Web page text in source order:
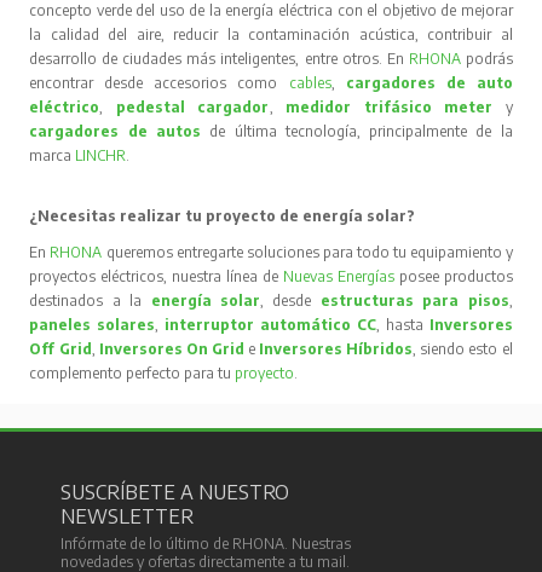
concepto verde del uso de la energía eléctrica con el objetivo de mejorar
la calidad del aire, reducir la contaminación acústica, contribuir al
desarrollo de ciudades más inteligentes, entre otros. En RHONA podrás
encontrar desde accesorios como cables, cargadores de auto
eléctrico, pedestal cargador, medidor trifásico meter
y
cargadores de autos de última tecnología, principalmente de la
marca LINCHR.
¿Necesitas realizar tu proyecto de energía solar?
En RHONA queremos entregarte soluciones para todo tu equipamiento y
proyectos eléctricos, nuestra línea de Nuevas Energíasposee productos
destinados a la energía solar, desde estructuras para pisos,
paneles solares, interruptor automático CC, hasta Inversores
Off Grid, Inversores On Grid e Inversores Híbridos, siendo esto el
complemento perfecto para tu proyecto.
SUSCRÍBETE A NUESTRO
NEWSLETTER
Infórmate de lo último de RHONA. Nuestras
novedades y ofertas directamente a tu mail.